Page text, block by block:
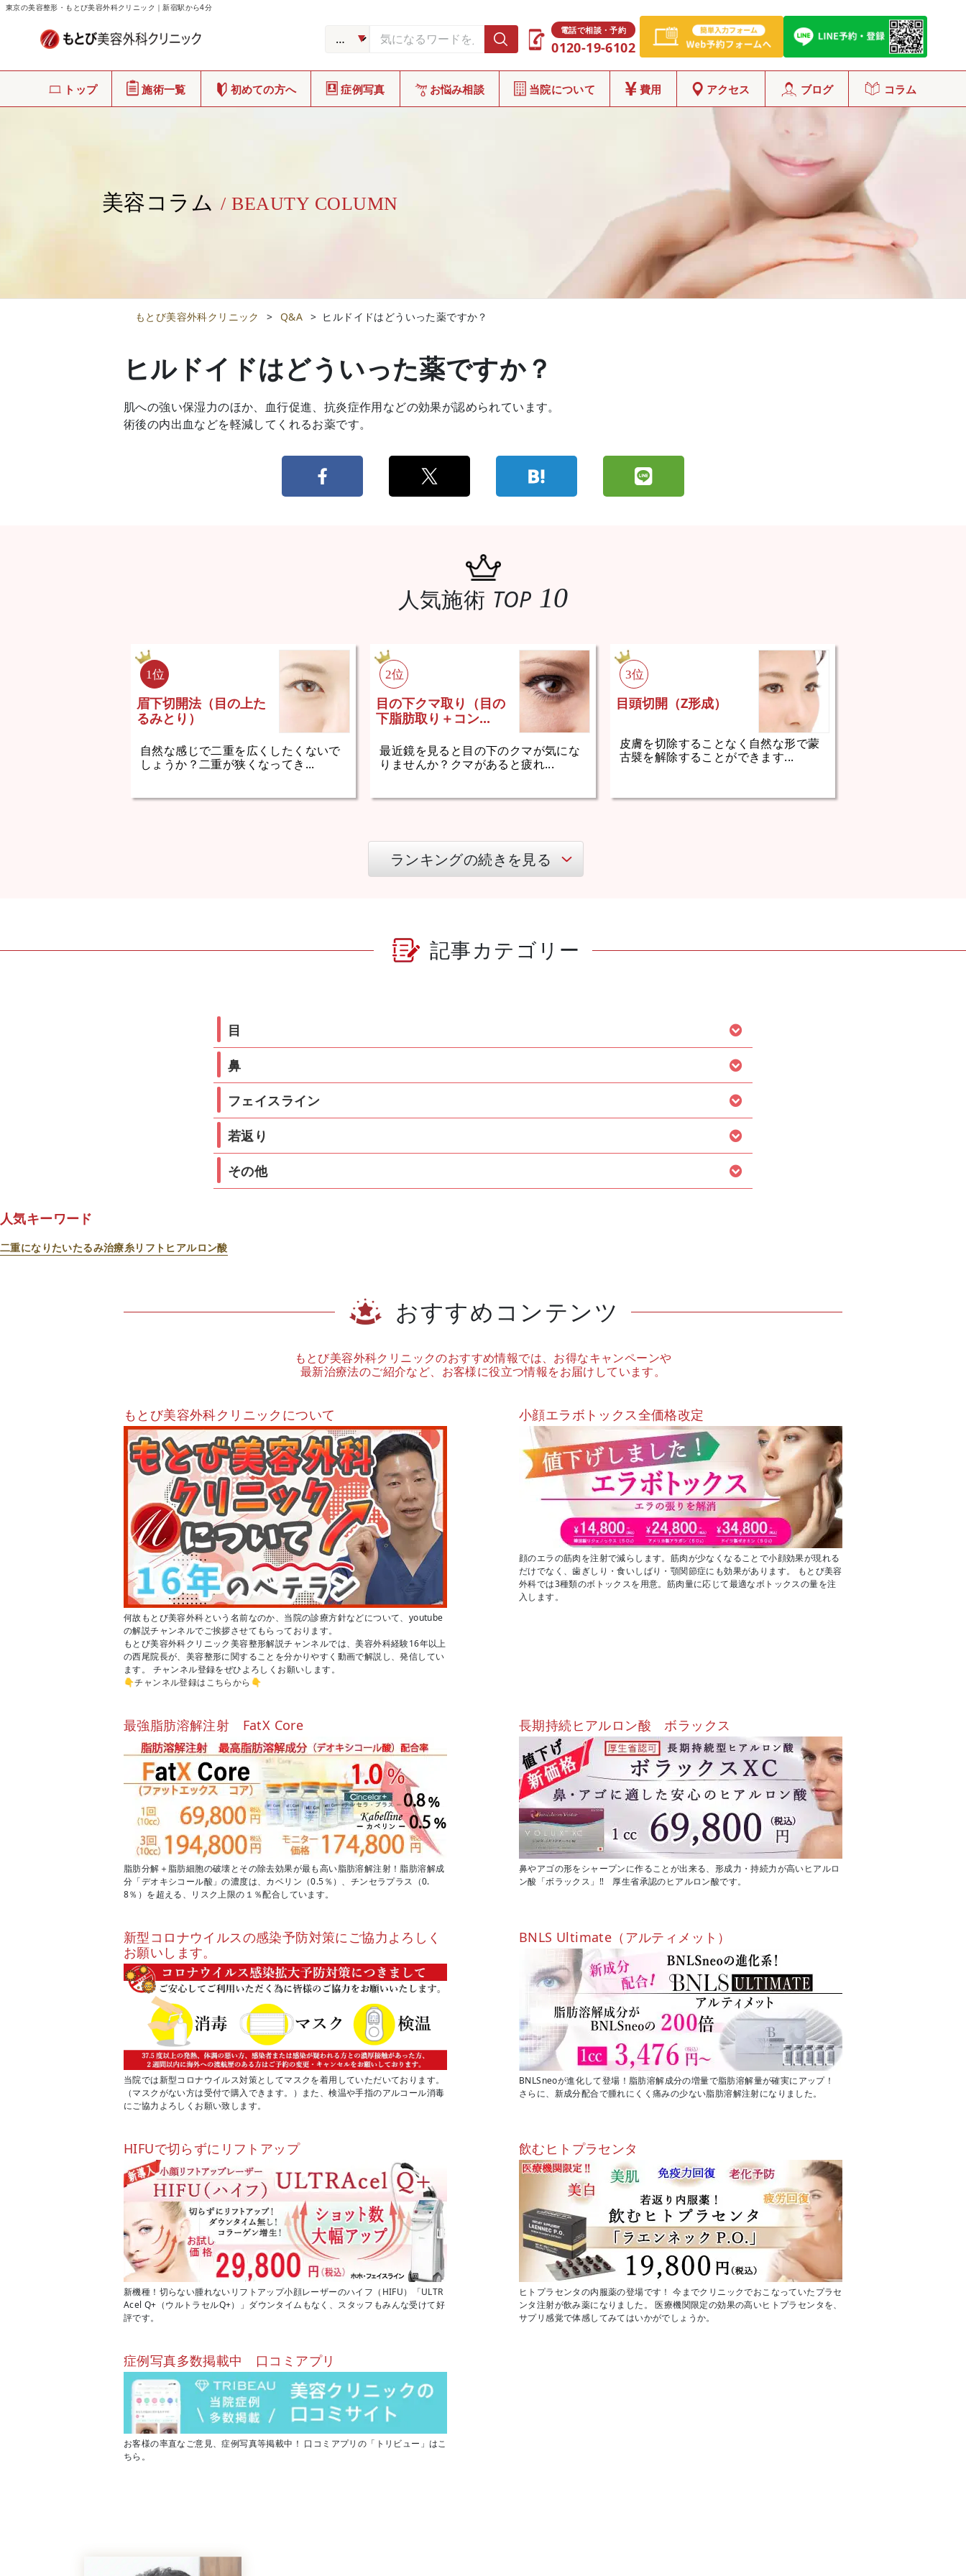
東京の美容整形・もとび美容外科クリニック｜新宿駅から4分
電話で相談・予約
0120-19-6102
トップ 施術一覧 初めての方へ 症例写真 お悩み相談 当院について 費用 アクセス ブログ コラム
美容コラム / BEAUTY COLUMN
もとび美容外科クリニック > Q&A > ヒルドイドはどういった薬ですか？
ヒルドイドはどういった薬ですか？
肌への強い保湿力のほか、血行促進、抗炎症作用などの効果が認められています。
術後の内出血などを軽減してくれるお薬です。
人気施術 TOP 10
眉下切開法（目の上た
るみとり）
自然な感じで二重を広くしたくないで
しょうか？二重が狭くなってき...
目の下クマ取り（目の
下脂肪取り＋コン...
最近鏡を見ると目の下のクマが気にな
りませんか？クマがあると疲れ...
目頭切開（Z形成）
皮膚を切除することなく自然な形で蒙
古襞を解除することができます...
ランキングの続きを見る
記事カテゴリー
目
鼻
フェイスライン
若返り
その他
人気キーワード
二重になりたいたるみ治療糸リフト ヒアルロン酸
おすすめコンテンツ
もとび美容外科クリニックのおすすめ情報では、お得なキャンペーンや
最新治療法のご紹介など、お客様に役立つ情報をお届けしています。
もとび美容外科クリニックについて
何故もとび美容外科という名前なのか、当院の診療方針などについて、youtube
の解説チャンネルでご挨拶させてもらっております。
もとび美容外科クリニック美容整形解説チャンネルでは、美容外科経験16年以上
の西尾院長が、美容整形に関することを分かりやすく動画で解説し、発信してい
ます。 チャンネル登録をぜひよろしくお願いします。
👇チャンネル登録はこちらから 👇
小顔エラボトックス全価格改定
顔のエラの筋肉を注射で減らします。筋肉が少なくなることで小顔効果が現れる
だけでなく、歯ぎしり・食いしばり・顎関節症にも効果があります。 もとび美容
外科では3種類のボトックスを用意。筋肉量に応じて最適なボトックスの量を注
入します。
最強脂肪溶解注射 FatX Core
脂肪分解＋脂肪細胞の破壊とその除去効果が最も高い脂肪溶解注射！脂肪溶解成
分「デオキシコール酸」の濃度は、カベリン（0.5％）、チンセラプラス（0.
8％）を超える、リスク上限の１％配合しています。
長期持続ヒアルロン酸 ボラックス
鼻やアゴの形をシャープンに作ることが出来る、形成力・持続力が高いヒアルロ
ン酸「ボラックス」‼ 厚生省承認のヒアルロン酸です。
新型コロナウイルスの感染予防対策にご協力よろしく
お願いします。
当院では新型コロナウイルス対策としてマスクを着用していただいております。
（マスクがない方は受付で購入できます。）また、検温や手指のアルコール消毒
にご協力よろしくお願い致します。
BNLS Ultimate（アルティメット）
BNLSneoが進化して登場！脂肪溶解成分の増量で脂肪溶解量が確実にアップ！
さらに、新成分配合で腫れにくく痛みの少ない脂肪溶解注射になりました。
HIFUで切らずにリフトアップ
新機種！切らない腫れないリフトアップ小顔レーザーのハイフ（HIFU）「ULTR
Acel Q+（ウルトラセルQ+）」ダウンタイムもなく、スタッフもみんな受けて好
評です。
飲むヒトプラセンタ
ヒトプラセンタの内服薬の登場です！ 今までクリニックでおこなっていたプラセ
ンタ注射が飲み薬になりました。 医療機関限定の効果の高いヒトプラセンタを、
サプリ感覚で体感してみてはいかがでしょうか。
症例写真多数掲載中 口コミアプリ
お客様の率直なご意見、症例写真等掲載中！ 口コミアプリの「トリビュー」はこ
ちら。